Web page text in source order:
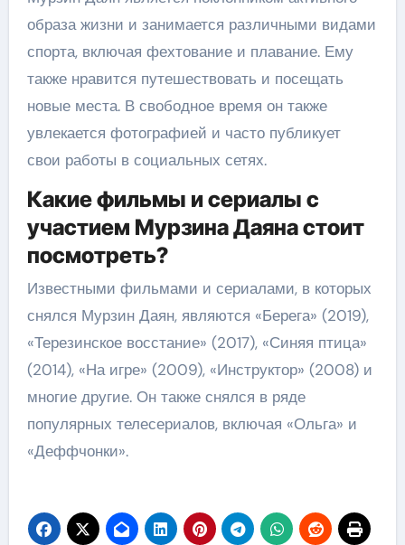
образа жизни и занимается различными видами
спорта, включая фехтование и плавание. Ему
также нравится путешествовать и посещать
новые места. В свободное время он также
увлекается фотографией и часто публикует
свои работы в социальных сетях.
Какие фильмы и сериалы с
участием Мурзина Даяна стоит
посмотреть?
Известными фильмами и сериалами, в которых
снялся Мурзин Даян, являются «Берега» (2019),
«Терезинское восстание» (2017), «Синяя птица»
(2014), «На игре» (2009), «Инструктор» (2008) и
многие другие. Он также снялся в ряде
популярных телесериалов, включая «Ольга» и
«Деффчонки».